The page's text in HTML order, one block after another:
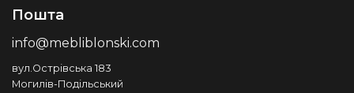
Пошта
info@mebliblonski.com
вул.Острівська 183
Могилів-Подільський